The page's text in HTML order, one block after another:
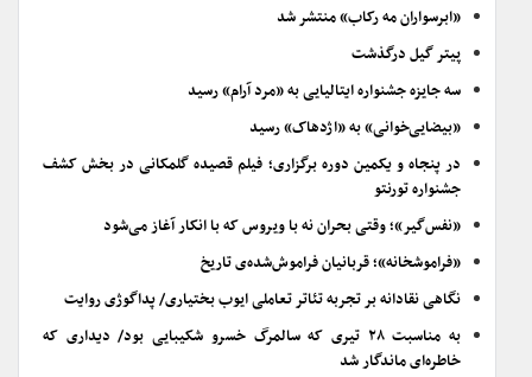
«ابرسواران مه رکاب» منتشر شد
پیتر گیل درگذشت
سه جایزه جشنواره ایتالیایی به «مرد آرام» رسید
«بیضایی‌خوانی» به «اژدهاک» رسید
در پنجاه و یکمین دوره برگزاری؛ فیلم قصیده گلمکانی در بخش کشف
جشنواره تورنتو
«نفس‌گیر»؛ وقتی بحران نه با ویروس که با انکار آغاز می‌شود
«فراموشخانه»؛ قربانیان فراموش‌شده‌ی تاریخ
نگاهی نقادانه بر تجربه تئاتر تعاملی ایوب بختیاری/ پداگوژی روایت
به مناسبت ۲۸ تیری که سالمرگ خسرو شکیبایی بود/ دیداری که
خاطره‌ای ماندگار شد